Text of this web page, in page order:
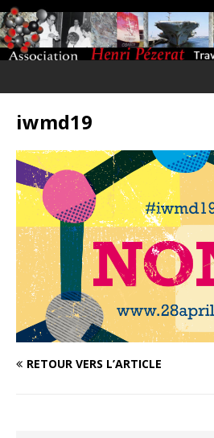
iwmd19
RETOUR VERS L’ARTICLE